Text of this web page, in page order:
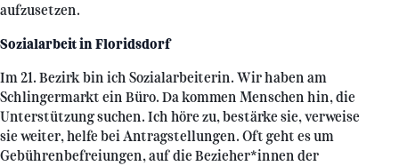
aufzusetzen.
Sozialarbeit in Floridsdorf
Im 21. Bezirk bin ich Sozialarbeiterin. Wir haben am
Schlingermarkt ein Büro. Da kommen Menschen hin, die
Unterstützung suchen. Ich höre zu, bestärke sie, verweise
sie weiter, helfe bei Antragstellungen. Oft geht es um
Gebührenbefreiungen, auf die Bezieher*innen der